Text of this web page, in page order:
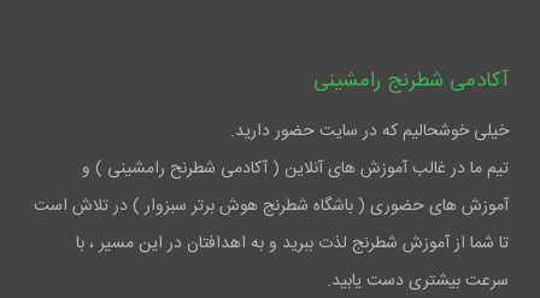
آکادمی شطرنج رامشینی
خیلی خوشحالیم که در سایت حضور دارید.
تیم ما در غالب آموزش های آنلاین ( آکادمی شطرنح رامشینی ) و
آموزش های حضوری ( باشگاه شطرنج هوش برتر سبزوار ) در تلاش است
تا شما از آموزش شطرنج لذت ببرید و به اهدافتان در این مسیر ، با
سرعت بیشتری دست یابید.